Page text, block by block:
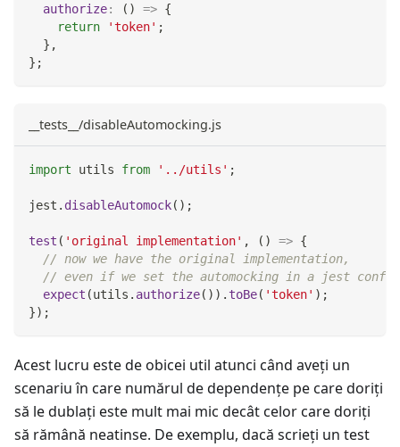
authorize: ( ) => {
return
'token' ;
} ,
} ;
__tests__/disableAutomocking.js
import utils from '../utils' ;
jest . disableAutomock( ) ;
test ( 'original implementation' , ( ) => {
// now we have the original implementation,
// even if we set the automocking in a jest
expect (utils . authorize( ) ) . toBe( 'token' ) ;
}) ;
Acest lucru este de obicei util atunci când aveţi un
scenariu în care numărul de dependenţe pe care doriţi
să le dublați este mult mai mic decât celor care doriți
să rămână neatinse. De exemplu, dacă scrieți un test